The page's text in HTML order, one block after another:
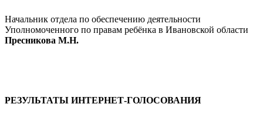
Начальник отдела по обеспечению деятельности
Уполномоченного по правам ребёнка в Ивановской области
Пресникова М.Н.
РЕЗУЛЬТАТЫ ИНТЕРНЕТ-ГОЛОСОВАНИЯ